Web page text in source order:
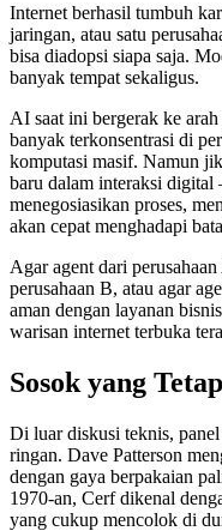
Internet berhasil tumbuh
jaringan, atau satu
bisa diadopsi siapa saja.
banyak tempat sekaligus.
AI saat ini bergerak ke
banyak terkonsentrasi di
komputasi masif. Namun
baru dalam interaksi
menegosiasikan proses,
akan cepat menghadapi
Agar agent dari
perusahaan B, atau agar
aman dengan layanan
warisan internet terbuka
Sosok yang
Di luar diskusi teknis,
ringan. Dave Patterson
dengan gaya berpakaian
1970-an, Cerf dikenal
yang cukup mencolok di